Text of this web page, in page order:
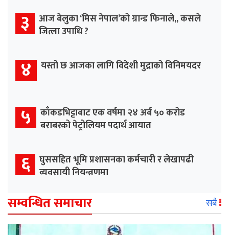
३ आज बेलुका ‘मिस नेपाल’को ग्रान्ड फिनाले,, कसले
जित्ला उपाधि ?
४ यस्तो छ आजका लागि विदेशी मुद्राको विनिमयदर
५ काँकडभिट्टाबाट एक वर्षमा २४ अर्ब ५० करोड
बराबरको पेट्रोलियम पदार्थ आयात
६ घुससहित भूमि प्रशासनका कर्मचारी र लेखापढी
व्यवसायी नियन्त्रणमा
सम्वन्धित समाचार सबै